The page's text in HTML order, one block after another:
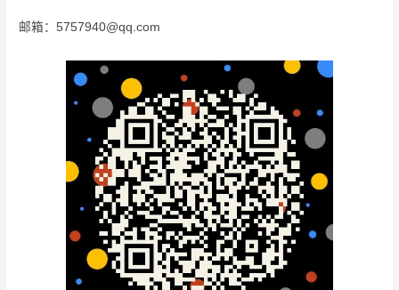
邮箱：5757940@qq.com